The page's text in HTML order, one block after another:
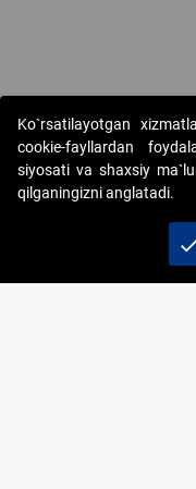
Copyright © 2017-2026.
AJ. Barcha huquqlar
+998
Ko`rsatilayotgan
cookie-fayllardan
siyosati va shaxsiy
qilganingizni anglatadi.